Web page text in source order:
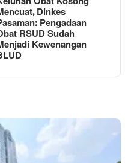
Dinkes
Pengadaan
RSUD Sudah
Kewenangan